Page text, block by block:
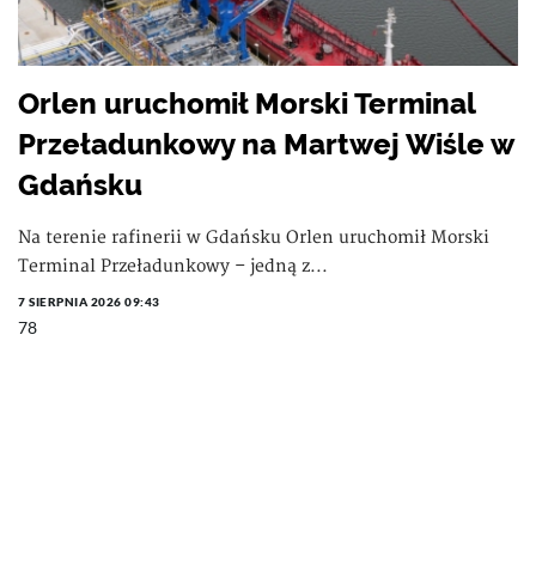
Orlen uruchomił Morski Terminal
Przeładunkowy na Martwej Wiśle w
Gdańsku
Na terenie rafinerii w Gdańsku Orlen uruchomił Morski
Terminal Przeładunkowy – jedną z...
7 SIERPNIA 2026 09:43
78